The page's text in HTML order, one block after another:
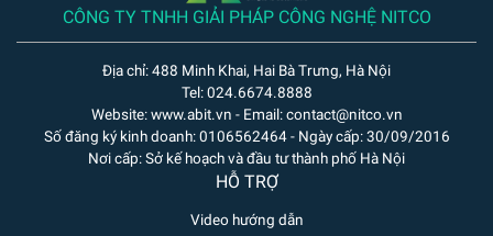
CÔNG TY TNHH GIẢI PHÁP CÔNG NGHỆ NITCO
Địa chỉ: 488 Minh Khai, Hai Bà Trưng, Hà Nội
Tel: 024.6674.8888
Website: www.abit.vn - Email: contact@nitco.vn
Số đăng ký kinh doanh: 0106562464 - Ngày cấp: 30/09/2016
Nơi cấp: Sở kế hoạch và đầu tư thành phố Hà Nội
HỖ TRỢ
Video hướng dẫn